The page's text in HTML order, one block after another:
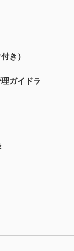
き）
ガイドラ